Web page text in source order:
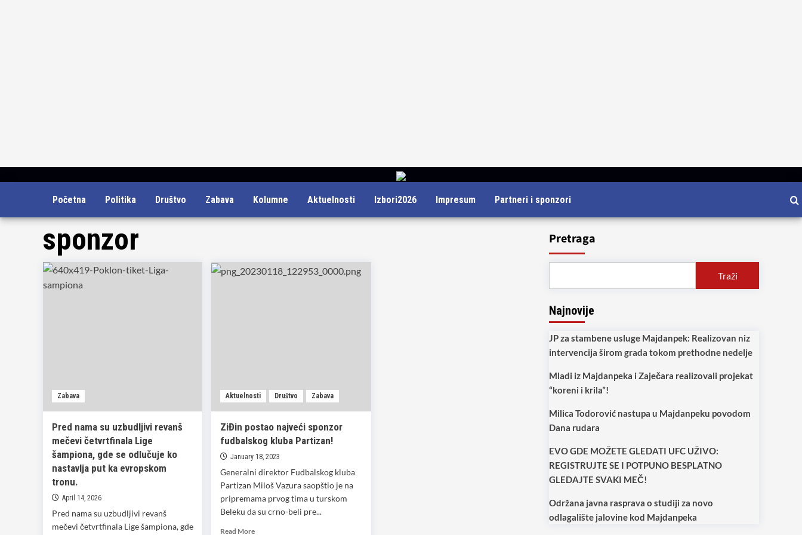
content
Početna Politika Društvo Zabava Kolumne Aktuelnosti Izbori2026 Impresum Partneri i sponzori
sponzor
Zabava
Pred nama su uzbudljivi revanš
mečevi četvrtfinala Lige
šampiona, gde se odlučuje ko
nastavlja put ka evropskom
tronu.
April 14, 2026
Pred nama su uzbudljivi revanš
mečevi četvrtfinala Lige šampiona, gde
Aktuelnosti Društvo Zabava
ZiĐin postao najveći sponzor
fudbalskog kluba Partizan!
January 18, 2023
Generalni direktor Fudbalskog kluba
Partizan Miloš Vazura saopštio je na
pripremama prvog tima u turskom
Beleku da su crno-beli pre...
Read MoreRead
Pretraga
Traži
Najnovije
JP za stambene usluge Majdanpek: Realizovan niz
intervencija širom grada tokom prethodne nedelje
Mladi iz Majdanpeka i Zaječara realizovali projekat
“koreni i krila”!
Milica Todorović nastupa u Majdanpeku povodom
Dana rudara
EVO GDE MOŽETE GLEDATI UFC UŽIVO:
REGISTRUJTE SE I POTPUNO BESPLATNO
GLEDAJTE SVAKI MEČ!
Održana javna rasprava o studiji za novo
odlagalište jalovine kod Majdanpeka